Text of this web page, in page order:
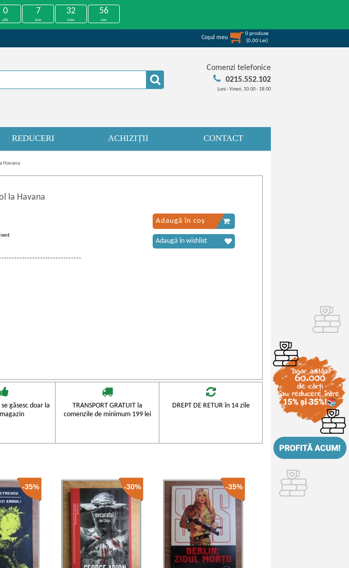
0
zile
7
ore
32
min
56
sec
Coşul meu
0produse
(0,00 Lei)
Comenzi telefonice
0215.552.102
Luni - Vineri, 10:00 - 18:00
REDUCERI ACHIZIȚII CONTACT
Havana
la Havana
Adaugă în coș
Adaugă în wishlist
găsesc doar la
TRANSPORT GRATUIT la
comenzile de minimum 199 lei
DREPT DE RETUR în 14 zile
-35% -30% -35%